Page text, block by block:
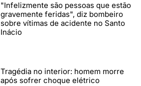
"Infelizmente são pessoas que estão
gravemente feridas", diz bombeiro
sobre vítimas de acidente no Santo
Inácio
Tragédia no interior: homem morre
após sofrer choque elétrico